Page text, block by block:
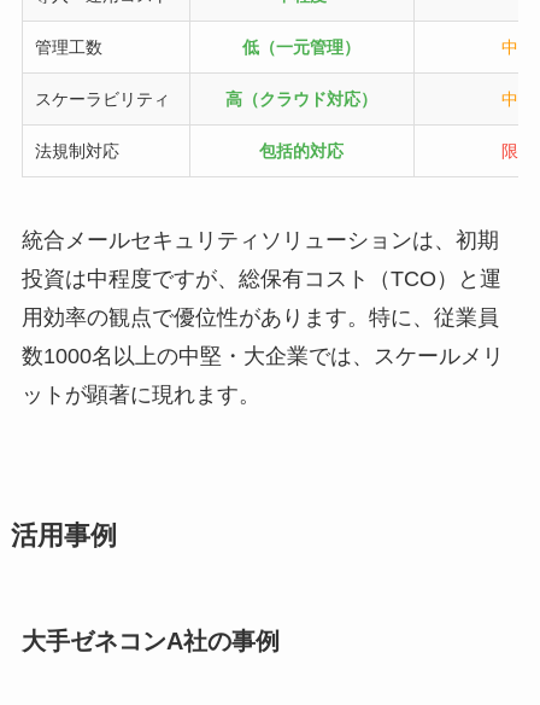
管理工数 低（一元管理） 中程
スケーラビリティ 高（クラウド対応） 中程
法規制対応 包括的対応 限定
統合メールセキュリティソリューションは、初期
投資は中程度ですが、総保有コスト（TCO）と運
用効率の観点で優位性があります。特に、従業員
数1000名以上の中堅・大企業では、スケールメリ
ットが顕著に現れます。
活用事例
大手ゼネコンA社の事例